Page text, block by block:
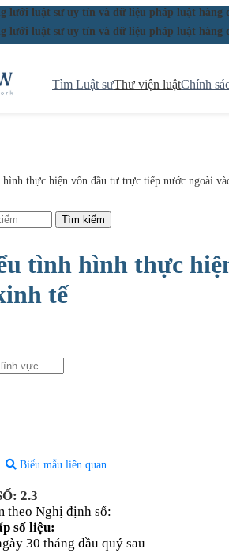
lưới luật sư uy tín và dữ liệu pháp luật
lưới luật sư uy tín và dữ liệu pháp luật
Tìm Luật sưThư viện luậtChính
thực hiện vốn đầu tư trực tiếp nước ngoài
Tìm kiếm
tình hình thực
tế
Biểu mẫu liên quan
2.3
theo Nghị định số:
số liệu:
30 tháng đầu quý sau